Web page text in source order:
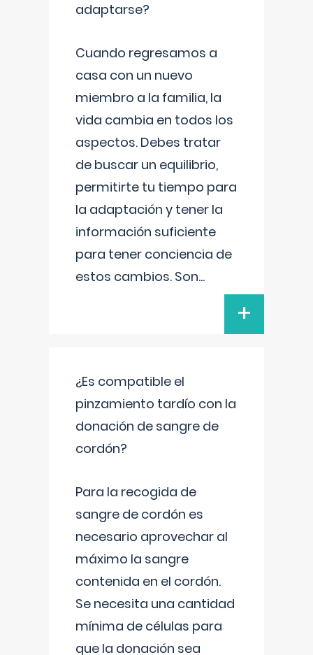
adaptarse?
Cuando regresamos a
casa con un nuevo
miembro a la familia, la
vida cambia en todos los
aspectos. Debes tratar
de buscar un equilibrio,
permitirte tu tiempo para
la adaptación y tener la
información suficiente
para tener conciencia de
estos cambios. Son...
+
¿Es compatible el
pinzamiento tardío con la
donación de sangre de
cordón?
Para la recogida de
sangre de cordón es
necesario aprovechar al
máximo la sangre
contenida en el cordón.
Se necesita una cantidad
mínima de células para
que la donación sea